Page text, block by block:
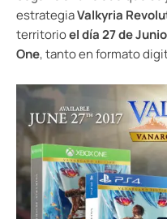
estrategiaValkyria
territorioel día 27 de
One, tanto en formato